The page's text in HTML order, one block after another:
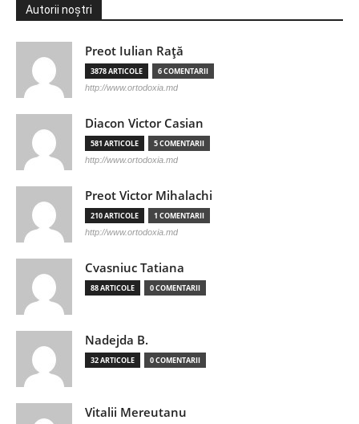
Autorii noștri
Preot Iulian Raţă
3878 ARTICOLE 6 COMENTARII
http://www.ortodoxia.md
Diacon Victor Casian
581 ARTICOLE 5 COMENTARII
http://www.ortodoxia.md
Preot Victor Mihalachi
210 ARTICOLE 1 COMENTARII
http://www.ortodoxia.md
Cvasniuc Tatiana
88 ARTICOLE 0 COMENTARII
Nadejda B.
32 ARTICOLE 0 COMENTARII
Vitalii Mereutanu